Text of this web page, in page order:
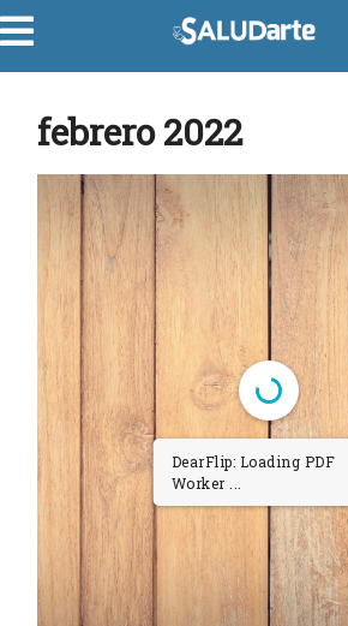
febrero 2022
DearFlip: Loading PDF
Worker ...